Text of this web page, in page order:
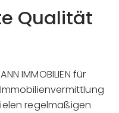
Qualität
IMMOBILIEN für
regelmäßigen